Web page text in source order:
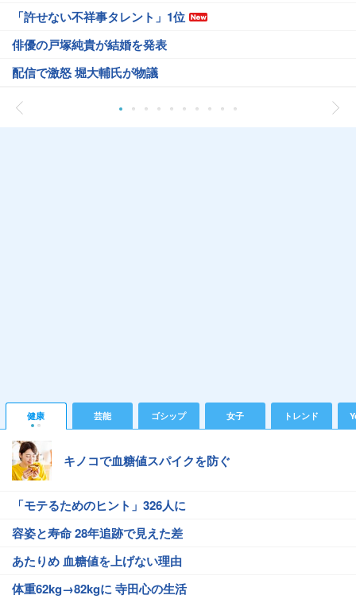
「許せない不祥事タレント」1位
俳優の戸塚純貴が結婚を発表
配信で激怒 堀大輔氏が物議
健康 芸能 ゴシップ 女子 トレンド
キノコで血糖値スパイクを防ぐ
「モテるためのヒント」326人に
容姿と寿命 28年追跡で見えた差
あたりめ 血糖値を上げない理由
体重62kg→82kgに 寺田心の生活